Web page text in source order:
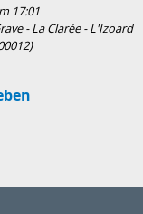
17:01
- La Clarée - L'Izoard
)